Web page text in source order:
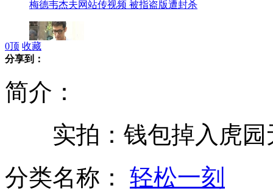
梅德韦杰夫网站传视频 被指盗版遭封杀
《裸爱》开机 张柏芝首当出品人
0顶 收藏
分享到：
简介：
实拍：钱包掉入虎园
分类名称： 轻松一刻